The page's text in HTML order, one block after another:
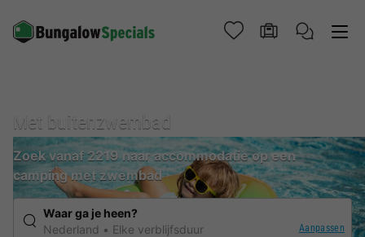
Met buitenzwembad
Zoek vanaf 2219 naar accommodatie op een
camping met zwembad
Waar ga je heen?
Nederland
Elke verblijfsduur Aanpassen